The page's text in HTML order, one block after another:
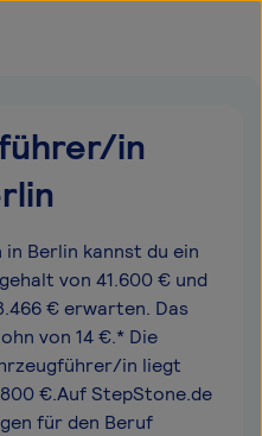
in
Berlin kannst du ein
von 41.600 € und
€ erwarten. Das
von 14 €.* Die
in liegt
€.Auf StepStone.de
für den Beruf